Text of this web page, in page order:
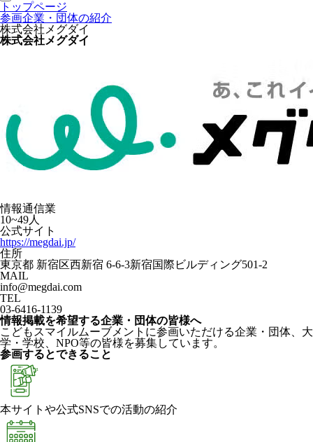
トップページ
参画企業・団体の紹介
株式会社メグダイ
株式会社メグダイ
情報通信業
10~49人
公式サイト
https://megdai.jp/
住所
東京都 新宿区西新宿 6-6-3新宿国際ビルディング501-2
MAIL
info@megdai.com
TEL
03-6416-1139
情報掲載を希望する企業・団体の皆様へ
こどもスマイルムーブメントに参画いただける企業・団体、大
学・学校、NPO等の皆様を募集しています。
参画するとできること
本サイトや公式SNSでの活動の紹介